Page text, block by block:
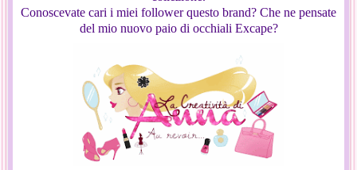
Conoscevate cari i miei follower questo brand? Che ne pensate
del mio nuovo paio di occhiali Excape?